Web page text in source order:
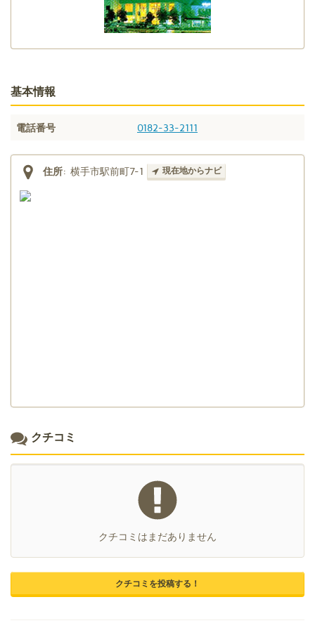
基本情報
電話番号 0182-33-2111
住所:横手市駅前町7-1 現在地からナビ
クチコミ
クチコミはまだありません
クチコミを投稿する！